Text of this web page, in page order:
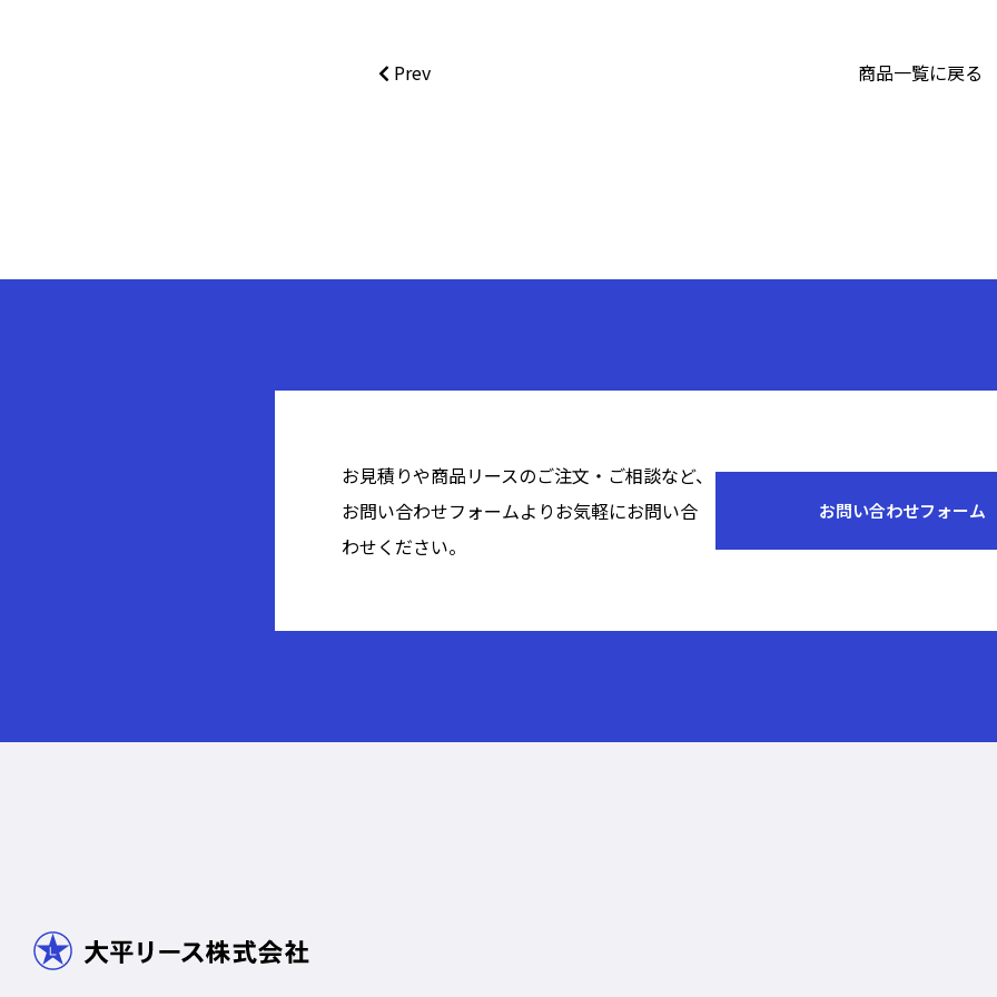
Prev 商品一覧に戻る
お見積りや商品リースのご注文・ご相談など、
お問い合わせフォームよりお気軽にお問い合
わせください。
お問い合わせフォーム